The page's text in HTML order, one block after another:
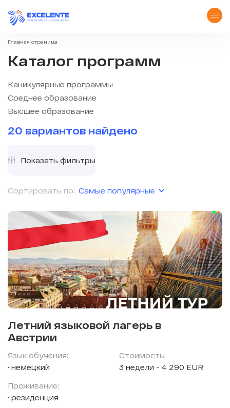
Главная страница
Каталог программ
Каникулярные программы
Среднее образование
Высшее образование
20 вариантов найдено
Сортировать по: Самые популярные
Показать фильтры
Летний языковой лагерь в
Австрии
Язык обучения:
немецкий
Проживание:
резиденция
Стоимость:
3 недели - 4 290 EUR